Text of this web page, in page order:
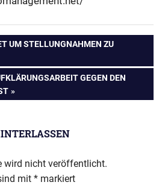
UM STELLUNGNAHMEN ZU
GEGEN DEN
wird nicht veröffentlicht.
mit * markiert